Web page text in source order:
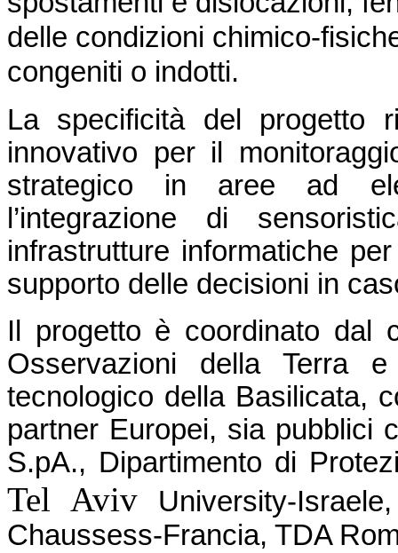
delle condizioni chimico-
congeniti o indotti.
La specificità del progetto
innovativo per il
strategico in aree ad
l’integrazione di
infrastrutture informatiche
supporto delle decisioni in
Il progetto è coordinato dal
Osservazioni della Terra
tecnologico della Basilicata,
partner Europei, sia pubblici
S.pA., Dipartimento di
Tel Aviv University-
Chaussess-Francia, TDA